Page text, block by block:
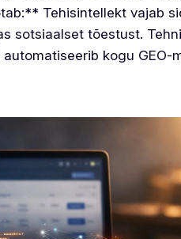
Tehisintellekt vajab
sotsiaalset tõestust.
automatiseerib kogu